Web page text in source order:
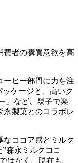
費者の購買意欲を高
ーヒー部門に力を注
ケージと、高いク
」など、親子で楽
永製菓とのコラボレ
ココア感とミルク
森永ミルクココ
はなく、現在も、